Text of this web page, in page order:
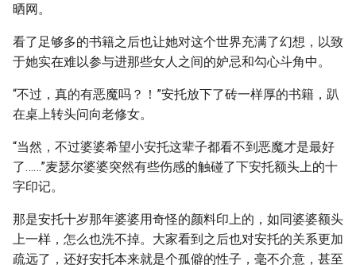
晒网。
看了足够多的书籍之后也让她对这个世界充满了幻想，以致
于她实在难以参与进那些女人之间的妒忌和勾心斗角中。
“不过，真的有恶魔吗？！”安托放下了砖一样厚的书籍，趴
在桌上转头问向老修女。
“当然，不过婆婆希望小安托这辈子都看不到恶魔才是最好
了……”麦瑟尔婆婆突然有些伤感的触碰了下安托额头上的十
字印记。
那是安托十岁那年婆婆用奇怪的颜料印上的，如同婆婆额头
上一样，怎么也洗不掉。大家看到之后也对安托的关系更加
疏远了，还好安托本来就是个孤僻的性子，毫不介意，甚至